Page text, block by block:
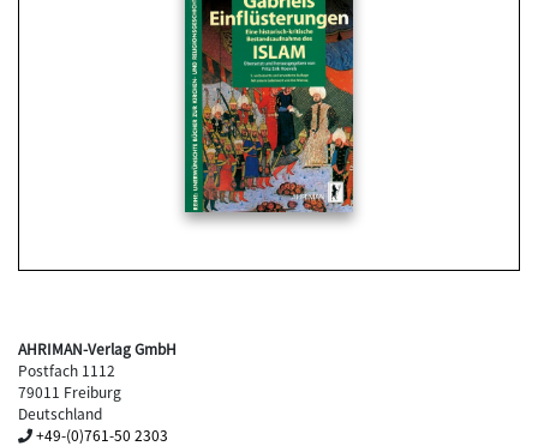
AHRIMAN-Verlag GmbH
Postfach 1112
79011 Freiburg
Deutschland
+49-(0)761-50 2303